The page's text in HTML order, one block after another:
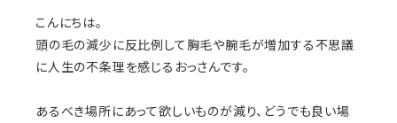
こんにちは。
頭の毛の減少に反比例して胸毛や腕毛が増加する不思議
に人生の不条理を感じるおっさんです。
あるべき場所にあって欲しいものが減り、どうでも良い場